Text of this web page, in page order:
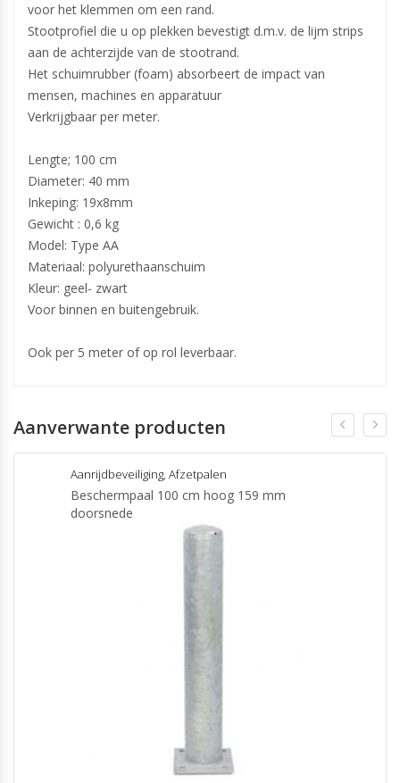
voor het klemmen om een rand.
Stootprofiel die u op plekken bevestigt d.m.v. de lijm strips
aan de achterzijde van de stootrand.
Het schuimrubber (foam) absorbeert de impact van
mensen, machines en apparatuur
Verkrijgbaar per meter.
Lengte; 100 cm
Diameter: 40 mm
Inkeping: 19x8mm
Gewicht : 0,6 kg
Model: Type AA
Materiaal: polyurethaanschuim
Kleur: geel- zwart
Voor binnen en buitengebruik.
Ook per 5 meter of op rol leverbaar.
Aanverwante producten
Aanrijdbeveiliging, Afzetpalen
Beschermpaal 100 cm hoog 159 mm
doorsnede